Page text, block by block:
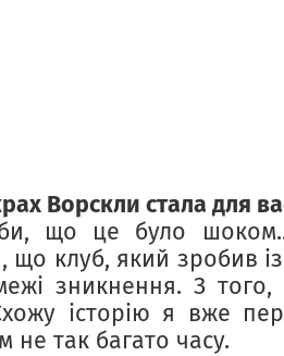
Ворскли стала для
що це було
що клуб, який зробив
зникнення. З
історію я вже
не так багато часу.